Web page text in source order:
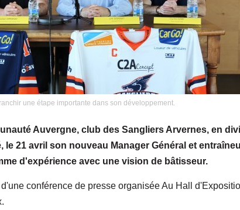
une étape importante dans son développement.
Auvergne, club des Sangliers Arvernes, en
21 avril son nouveau Manager Général et
d'expérience avec une vision de bâtisseur.
conférence de presse organisée Au Hall